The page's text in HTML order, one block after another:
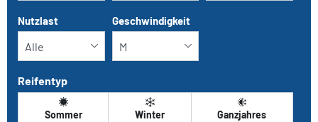
Nutzlast Geschwindigkeit
Reifentyp
Sommer Winter Ganzjahres